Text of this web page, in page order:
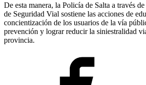
De esta manera, la Policía de Salta a través
de Seguridad Vial sostiene las acciones de
concientización de los usuarios de la vía
prevención y lograr reducir la siniestralidad
provincia.